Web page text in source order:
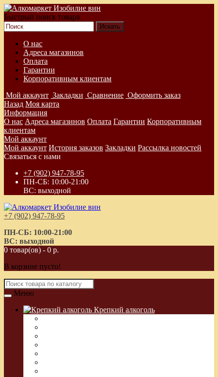
Быстрый поиск товара
О нас
Адреса магазинов
Оплата
Гарантии
Корпоративным клиентам
Мой аккаунт Закладки Сравнение Оформить заказ
Назад Моя карта
Информация
О нас Адреса магазинов Оплата Гарантии Корпоративным
клиентам
Мой аккаунт
Мой аккаунт История заказов Закладки Рассылка новостей
Связаться с нами
+7 (902) 947-78-95
ПН-СБ: 10:00-21:00
ВС: выходной
+7 (902) 947-78-95
ПН-СБ: 10:00-21:00
ВС: выходной
0 товар(ов) - 0 р.
В корзине пусто!
Меню
Крепкий алкоголь